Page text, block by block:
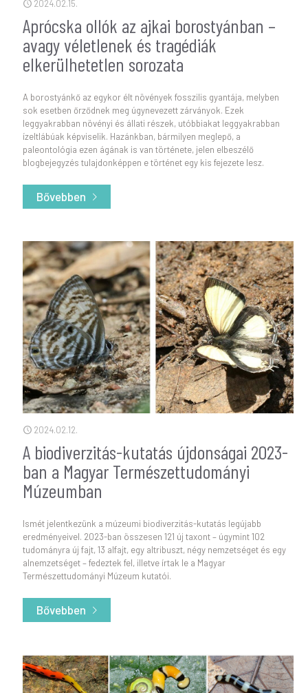
2024.02.15.
Aprócska ollók az ajkai borostyánban –
avagy véletlenek és tragédiák
elkerülhetetlen sorozata
A borostyánkő az egykor élt növények fosszilis gyantája, melyben
sok esetben őrződnek meg úgynevezett zárványok. Ezek
leggyakrabban növényi és állati részek, utóbbiakat leggyakrabban
ízeltlábúak képviselik. Hazánkban, bármilyen meglepő, a
paleontológia ezen ágának is van története, jelen elbeszélő
blogbejegyzés tulajdonképpen e történet egy kis fejezete lesz.
Bővebben
- Aprócska ollók az ajkai borostyánban –
2024.02.12.
A biodiverzitás-kutatás újdonságai 2023-
ban a Magyar Természettudományi
Múzeumban
Ismét jelentkezünk a múzeumi biodiverzitás-kutatás legújabb
eredményeivel. 2023-ban összesen 121 új taxont – úgymint 102
tudományra új fajt, 13 alfajt, egy altribuszt, négy nemzetséget és egy
alnemzetséget – fedeztek fel, illetve írtak le a Magyar
Természettudományi Múzeum kutatói.
Bővebben
- A biodiverzitás-kutatás újdonságai 2023-ban